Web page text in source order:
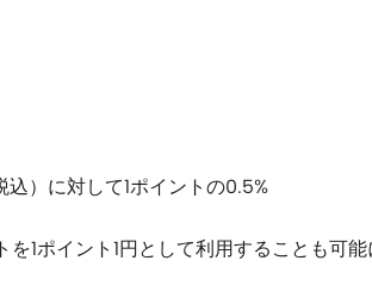
）に対して1ポイントの0.5%
を1ポイント1円として利用することも可